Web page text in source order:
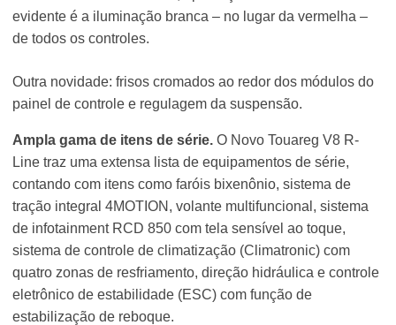
evidente é a iluminação branca – no lugar da vermelha –
de todos os controles.
Outra novidade: frisos cromados ao redor dos módulos do
painel de controle e regulagem da suspensão.
Ampla gama de itens de série.O Novo Touareg V8 R-
Line traz uma extensa lista de equipamentos de série,
contando com itens como faróis bixenônio, sistema de
tração integral 4MOTION, volante multifuncional, sistema
de infotainment RCD 850 com tela sensível ao toque,
sistema de controle de climatização (Climatronic) com
quatro zonas de resfriamento, direção hidráulica e controle
eletrônico de estabilidade (ESC) com função de
estabilização de reboque.